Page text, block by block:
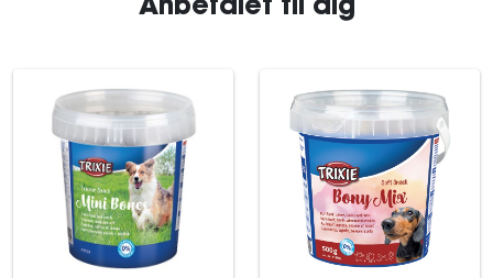
Anbefalet til dig